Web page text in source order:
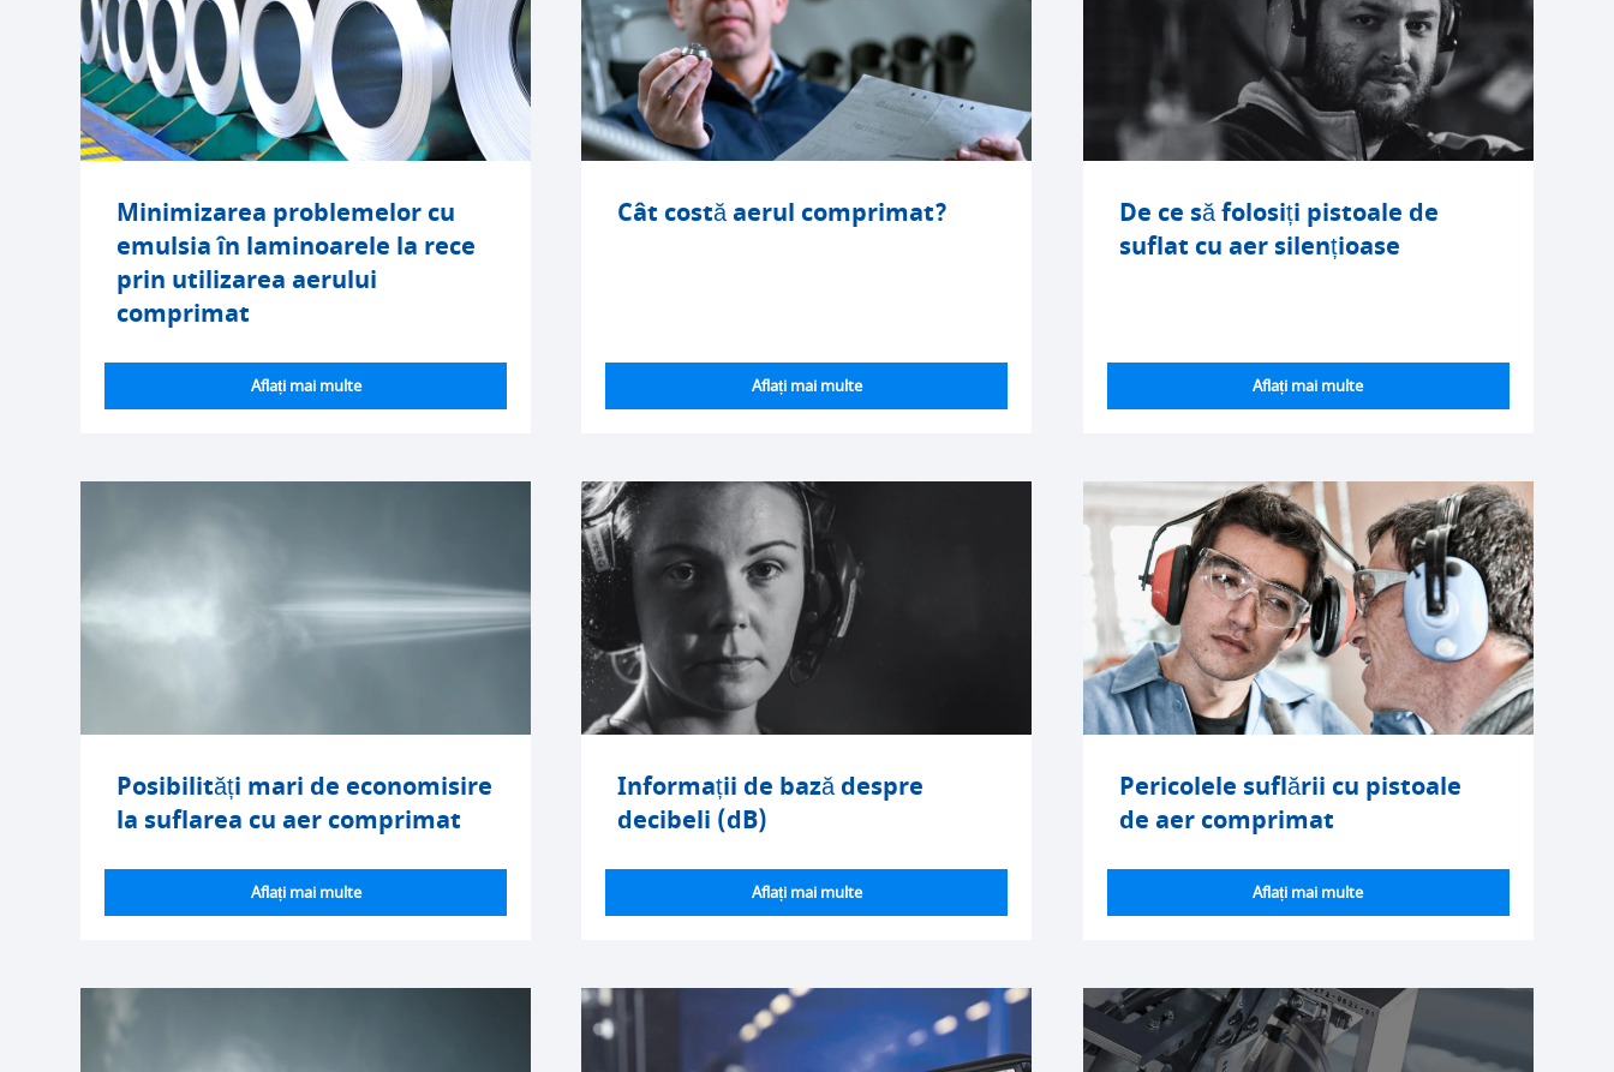
Minimizarea problemelor cu
emulsia în laminoarele la rece
prin utilizarea aerului
comprimat
Aflați mai multe
Cât costă aerul comprimat?
Aflați mai multe
De ce să folosiți pistoale de
suflat cu aer silențioase
Aflați mai multe
Posibilități mari de economisire
la suflarea cu aer comprimat
Aflați mai multe
Informații de bază despre
decibeli (dB)
Aflați mai multe
Pericolele suflării cu pistoale
de aer comprimat
Aflați mai multe